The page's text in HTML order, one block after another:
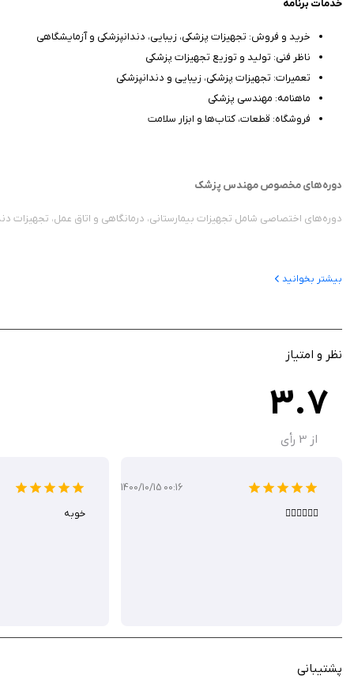
خدمات برنامه
خرید و فروش: تجهیزات پزشکی، زیبایی، دندانپزشکی و آزمایشگاهی
ناظر فنی: تولید و توزیع تجهیزات پزشکی
تعمیرات: تجهیزات پزشکی، زیبایی و دندانپزشکی
ماهنامه: مهندسی پزشکی
فروشگاه: قطعات، کتاب‌ها و ابزار سلامت
دوره‌های مخصوص مهندس پزشک
دوره‌های اختصاصی شامل تجهیزات بیمارستانی، درمانگاهی و اتاق عمل، تجهیزات
برنامه مهندسی پزشکی به عنوان جامع‌ترین رسانه مهندسی پزشکی ایران
بیشتر بخوانید
نظر و امتیاز
3.7
از3 رأی
1400/10/15 00:16
👌🏻👌🏻👌🏻 خوبه
پشتیبانی